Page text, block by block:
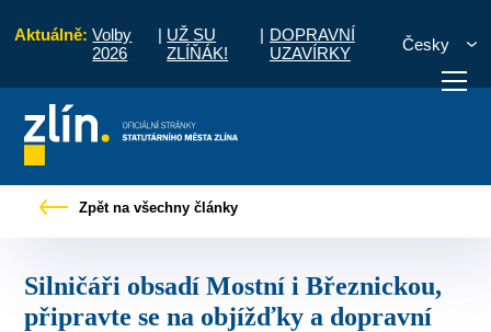
Aktuálně: Volby
2026
| UŽ SU
ZLÍŇÁK!
| DOPRAVNÍ
UZAVÍRKY
Česky
vyřídit Potřebuji zaplatit
Zpět na všechny články
Silničáři obsadí Mostní i Březnickou,
připravte se na objížďky a dopravní